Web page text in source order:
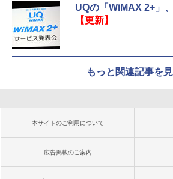
UQの「WiMAX 2+」
【更新】
もっと関連記事を
本サイトのご利用について
広告掲載のご案内